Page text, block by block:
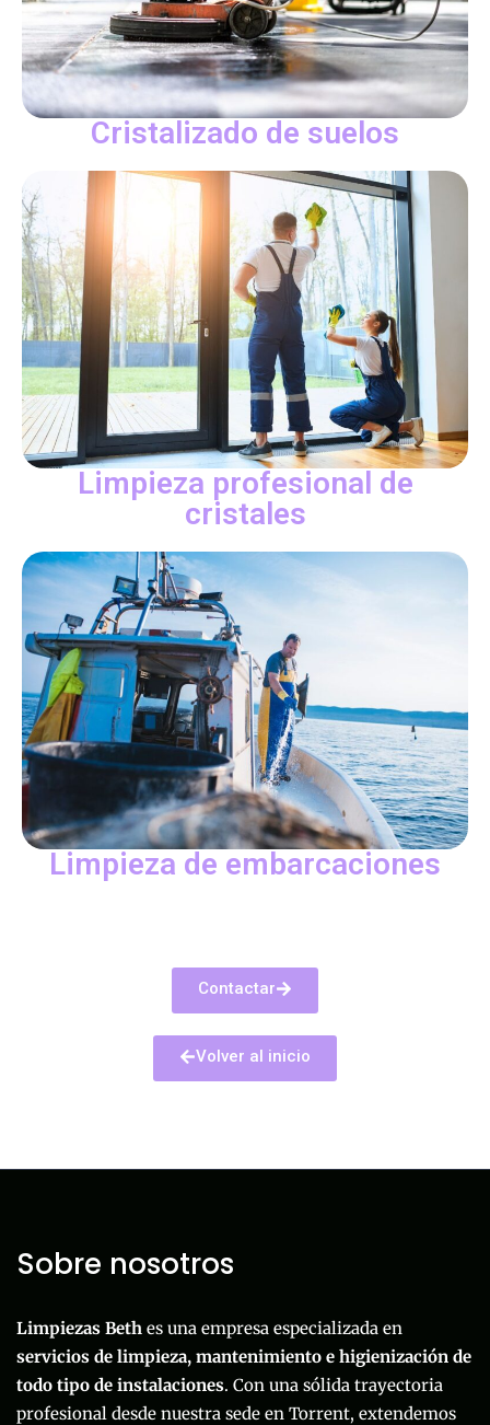
Cristalizado de suelos
Limpieza profesional de
cristales
Limpieza de embarcaciones
Contactar
Volver al inicio
Sobre nosotros
Limpiezas Beth es una empresa especializada en
servicios de limpieza, mantenimiento e higienización de
todo tipo de instalaciones. Con una sólida trayectoria
profesional desde nuestra sede en Torrent, extendemos